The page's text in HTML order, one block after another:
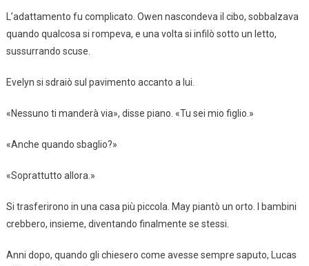
L’adattamento fu complicato. Owen nascondeva il cibo, sobbalzava
quando qualcosa si rompeva, e una volta si infilò sotto un letto,
sussurrando scuse.
Evelyn si sdraiò sul pavimento accanto a lui.
«Nessuno ti manderà via», disse piano. «Tu sei mio figlio.»
«Anche quando sbaglio?»
«Soprattutto allora.»
Si trasferirono in una casa più piccola. May piantò un orto. I bambini
crebbero, insieme, diventando finalmente se stessi.
Anni dopo, quando gli chiesero come avesse sempre saputo, Lucas